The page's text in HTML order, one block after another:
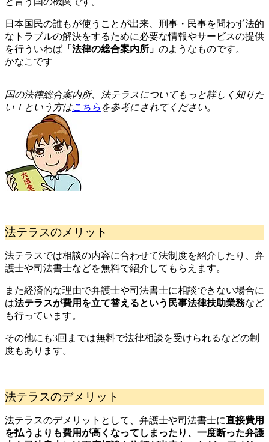
日本国民の誰もが使うことが出来、刑事・民事を問わず法的
なトラブルの解決をするために必要な情報やサービスの提供
を行ういわば 「法律の総合案内所」 のようなものです。
かなこです
国の法律総合案内所、法テラスについてもっと詳しく知りた
い！という方はこちら を参考にされてください。
法テラスのメリット
法テラスでは相談の内容に合わせて法制度を紹介したり、弁
護士や司法書士などを無料で紹介してもらえます。
また経済的な理由で弁護士や司法書士に相談できない場合に
は法テラスが費用を立て替えるという民事法律扶助業務など
も行っています。
その他にも3回までは無料で法律相談を受けられるなどの制
度もあります。
法テラスのデメリット
法テラスのデメリットとして、弁護士や司法書士に直接費用
を払うよりも費用が高くなってしまったり、一度断った弁護